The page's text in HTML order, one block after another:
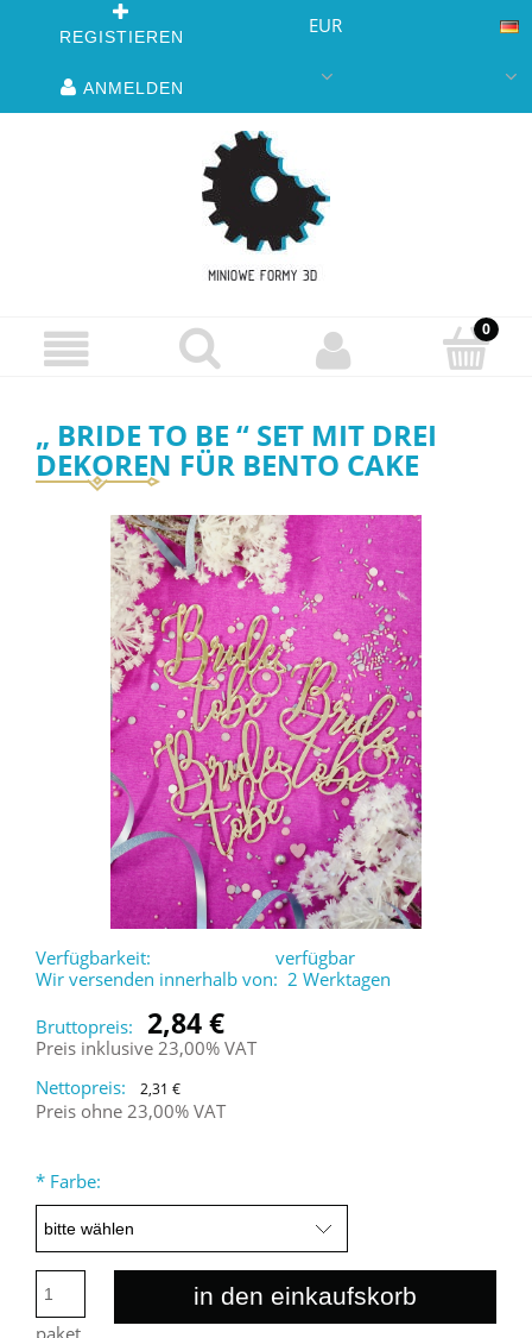
REGISTIEREN
ANMELDEN
EUR
„ BRIDE TO BE “ SET MIT DREI
DEKOREN FÜR BENTO CAKE
Verfügbarkeit:
verfügbar
Wir versenden innerhalb von: 2 Werktagen
Bruttopreis:
2,84 €
Preis inklusive 23,00% VAT
Nettopreis:
2,31 €
Preis ohne 23,00% VAT
* Farbe:
paket
in den einkaufskorb